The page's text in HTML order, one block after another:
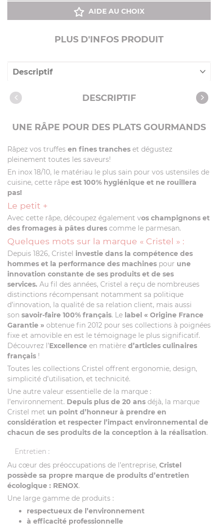
AIDE AU CHOIX
PLUS D'INFOS PRODUIT
Descriptif
Caractéristiques
DESCRIPTIF
UNE RÂPE POUR DES PLATS GOURMANDS
Râpez vos truffes en fines tranches et dégustez
pleinement toutes les saveurs!
En inox 18/10, le matériau le plus sain pour vos ustensiles de
cuisine, cette râpe est 100% hygiénique et ne rouillera
pas!
Le petit +
Avec cette râpe, découpez également vos champignons et
des fromages à pâtes dures comme le parmesan.
Quelques mots sur la marque « Cristel » :
Depuis 1826, Cristel investie dans la compétence des
hommes et la performance des machines pour une
innovation constante de ses produits et de ses
services. Au fil des années, Cristel a reçu de nombreuses
distinctions récompensant notamment sa politique
d’innovation, la qualité de sa relation client, mais aussi
son savoir-faire 100% français. Le label « Origine France
Garantie » obtenue fin 2012 pour ses collections à poignées
fixe et amovible en est le témoignage le plus significatif.
Découvrez l’Excellence en matière d’articles culinaires
français !
Toutes les collections Cristel offrent ergonomie, design,
simplicité d’utilisation, et technicité.
Une autre valeur essentielle de la marque :
l’environnement. Depuis plus de 20 ans déjà, la marque
Cristel met un point d’honneur à prendre en
considération et respecter l’impact environnemental de
chacun de ses produits de la conception à la réalisation.
Entretien :
Au cœur des préoccupations de l’entreprise, Cristel
possède sa propre marque de produits d’entretien
écologique : RENOX.
Une large gamme de produits :
respectueux de l’environnement
à efficacité professionnelle